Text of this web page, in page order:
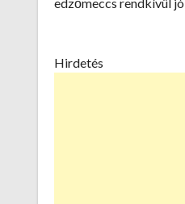
Hirdetés